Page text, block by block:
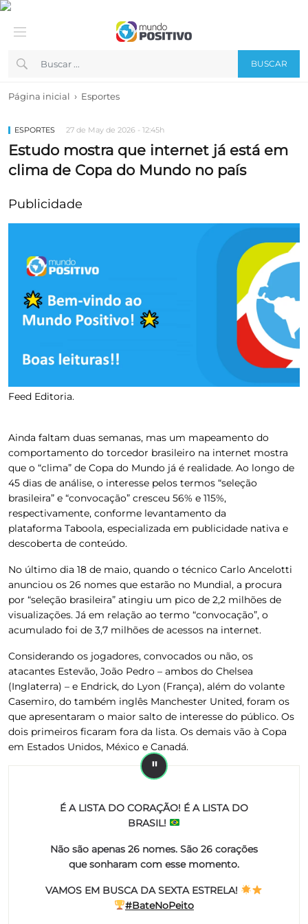
BUSCAR
Página inicial › Esportes
ESPORTES 27 de May de 2026 - 12:45h
Estudo mostra que internet já está em
clima de Copa do Mundo no país
Publicidade
Feed Editoria.
Ainda faltam duas semanas, mas um mapeamento do
comportamento do torcedor brasileiro na internet mostra
que o “clima” de Copa do Mundo já é realidade. Ao longo de
45 dias de análise, o interesse pelos termos “seleção
brasileira” e “convocação” cresceu 56% e 115%,
respectivamente, conforme levantamento da
plataforma Taboola, especializada em publicidade nativa e
descoberta de conteúdo.
No último dia 18 de maio, quando o técnico Carlo Ancelotti
anunciou os 26 nomes que estarão no Mundial, a procura
por “seleção brasileira” atingiu um pico de 2,2 milhões de
visualizações. Já em relação ao termo “convocação”, o
acumulado foi de 3,7 milhões de acessos na internet.
Considerando os jogadores, convocados ou não, os
atacantes Estevão, João Pedro – ambos do Chelsea
(Inglaterra) – e Endrick, do Lyon (França), além do volante
Casemiro, do também inglês Manchester United, foram os
que apresentaram o maior salto de interesse do público. Os
dois primeiros ficaram fora da lista. Os demais vão à Copa
em Estados Unidos, México e Canadá.
É A LISTA DO CORAÇÃO! É A LISTA DO
BRASIL!
Não são apenas 26 nomes. São 26 corações
que sonharam com esse momento.
VAMOS EM BUSCA DA SEXTA ESTRELA!
#BateNoPeito